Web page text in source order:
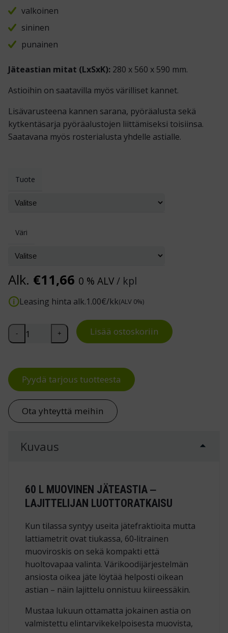
valkoinen
sininen
punainen
Jäteastian mitat (LxSxK): 280 x 560 x 590 mm.
Astioihin on saatavilla myös värilliset kannet.
Lisävarusteena kannen sarana, pyöräalusta sekä
kytkentäsarja pyöräalustojen liittämiseksi toisiinsa.
Saatavana myös rosterialusta yhdelle astialle.
Tuote
Väri
Alk. €11,66 0 % ALV/ kpl
Leasing hinta alk.1.00€/kk(ALV 0%)
Muovinen jäteastia 60 L määrä
- + Lisää ostoskoriin
Pyydä tarjous tuotteesta
Ota yhteyttä meihin
Kuvaus
60 L MUOVINEN JÄTEASTIA ‒
LAJITTELIJAN LUOTTO­RATKAISU
Kun tilassa syntyy useita jätefraktioita mutta
lattiametrit ovat tiukassa, 60‑litrainen
muoviroskis on sekä kompakti että
huoltovapaa valinta. Värikoodi­järjestelmän
ansiosta oikea jäte löytää helposti oikean
astian – näin lajittelu onnistuu kiireessäkin.
Mustaa lukuun ottamatta jokainen astia on
valmistettu elintarvike­kelpoisesta muovista,